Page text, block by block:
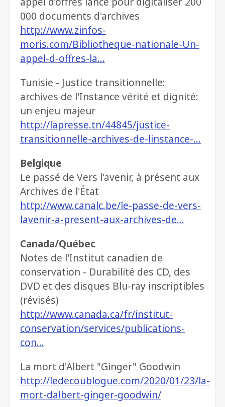
000 documents d'archives
http://www.zinfos-
moris.com/Bibliotheque-nationale-Un-
appel-d-offres-la…
Tunisie - Justice transitionnelle:
archives de l'Instance vérité et dignité:
un enjeu majeur
http://lapresse.tn/44845/justice-
transitionnelle-archives-de-linstance-…
Belgique
Le passé de Vers l'avenir, à présent aux
Archives de l'État
http://www.canalc.be/le-passe-de-vers-
lavenir-a-present-aux-archives-de…
Canada/Québec
Notes de l'Institut canadien de
conservation - Durabilité des CD, des
DVD et des disques Blu-ray inscriptibles
(révisés)
http://www.canada.ca/fr/institut-
conservation/services/publications-
con…
La mort d'Albert "Ginger" Goodwin
http://ledecoublogue.com/2020/01/23/la-
mort-dalbert-ginger-goodwin/